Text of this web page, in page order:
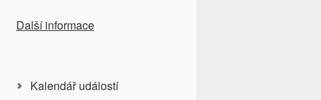
Další informace
Kalendář událostí